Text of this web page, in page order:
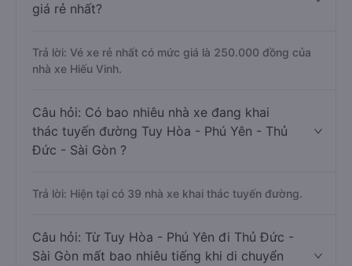
giá rẻ nhất?
Trả lời: Vé xe rẻ nhất có mức giá là 250.000 đồng của
nhà xe Hiếu Vinh.
Câu hỏi: Có bao nhiêu nhà xe đang khai
thác tuyến đường Tuy Hòa - Phú Yên - Thủ
Đức - Sài Gòn ?
Trả lời: Hiện tại có 39 nhà xe khai thác tuyến đường.
Câu hỏi: Từ Tuy Hòa - Phú Yên đi Thủ Đức -
Sài Gòn mất bao nhiêu tiếng khi di chuyển